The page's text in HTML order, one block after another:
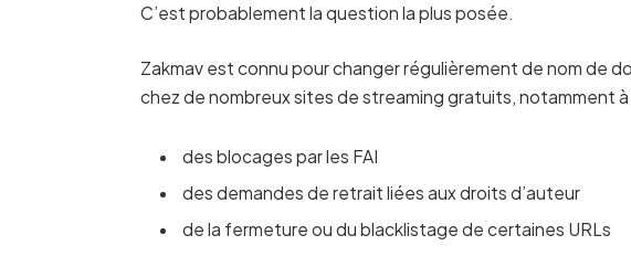
C’est probablement la question la plus posée.
Zakmav est connu pour changer régulièrement de nom de
chez de nombreux sites de streaming gratuits, notamment à
des blocages par les FAI
des demandes de retrait liées aux droits d’auteur
de la fermeture ou du blacklistage de certaines URLs